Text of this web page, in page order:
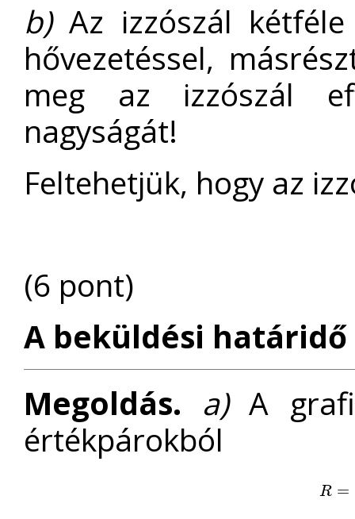
b)Az izzószál
hővezetéssel,
meg az izzószál
nagyságát!
Feltehetjük, hogy az
(6 pont)
A beküldési határidő
Megoldás. a)A
értékpárokból
R =
R=U